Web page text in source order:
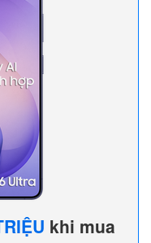
khi mua